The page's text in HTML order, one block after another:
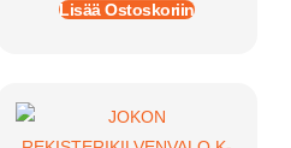
Lisää Ostoskoriin